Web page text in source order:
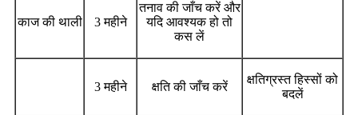
काज की थाली 3 महीने
तनाव की जाँच करें और
यदि आवश्यक हो तो
कस लें
3 महीने क्षति की जाँच करें
क्षतिग्रस्त हिस्सों को
बदलें